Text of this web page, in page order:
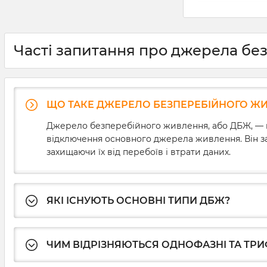
впливати на
ДБЖ для
ми докладно
основні
вибору та
приладу.
Часті запитання про джерела
ЩО ТАКЕ ДЖЕРЕЛО БЕЗПЕРЕБІЙНОГО
Джерело безперебійного живлення, або ДБЖ, —
відключення основного джерела живлення. Він
захищаючи їх від перебоїв і втрати даних.
ЯКІ ІСНУЮТЬ ОСНОВНІ ТИПИ ДБЖ?
ЧИМ ВІДРІЗНЯЮТЬСЯ ОДНОФАЗНІ ТА